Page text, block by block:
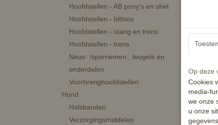
Hoofdstellen - AB pony's en shet
Hoofdstellen - bitloos
Hoofdstellen - stang en trens
Hoofdstellen - trens
Neus- /sperriemen , teugels en
onderdelen
Voorbrenghoofdstellen
Hond
Halsbanden
Verzorgingsmiddelen
Op deze
Cookies
media-
we onze
u onze